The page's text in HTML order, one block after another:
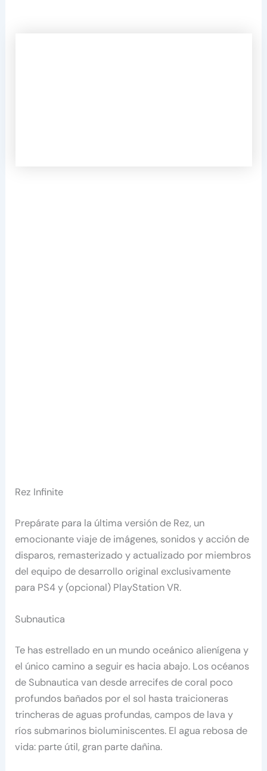
Rez Infinite
Prepárate para la última versión de Rez, un
emocionante viaje de imágenes, sonidos y acción de
disparos, remasterizado y actualizado por miembros
del equipo de desarrollo original exclusivamente
para PS4 y (opcional) PlayStation VR.
Subnautica
Te has estrellado en un mundo oceánico alienígena y
el único camino a seguir es hacia abajo. Los océanos
de Subnautica van desde arrecifes de coral poco
profundos bañados por el sol hasta traicioneras
trincheras de aguas profundas, campos de lava y
ríos submarinos bioluminiscentes. El agua rebosa de
vida: parte útil, gran parte dañina.